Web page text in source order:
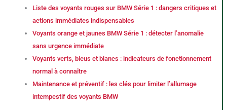
Liste des voyants rouges sur BMW Série 1 : dangers critiques et
actions immédiates indispensables
Voyants orange et jaunes BMW Série 1 : détecter l’anomalie
sans urgence immédiate
Voyants verts, bleus et blancs : indicateurs de fonctionnement
normal à connaître
Maintenance et préventif : les clés pour limiter l’allumage
intempestif des voyants BMW